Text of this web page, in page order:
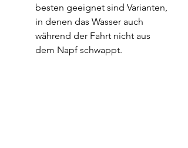
besten geeignet sind Varianten,
in denen das Wasser auch
während der Fahrt nicht aus
dem Napf schwappt.